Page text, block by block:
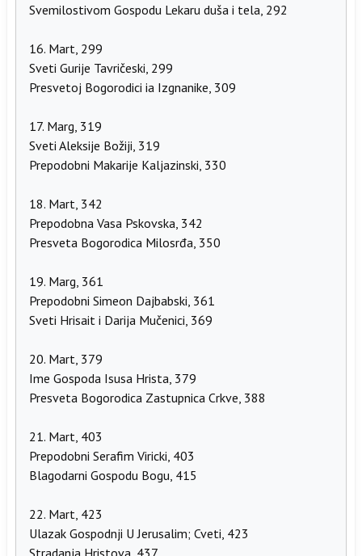
Svemilostivom Gospodu Lekaru duša i tela, 292
16. Mart, 299
Sveti Gurije Tavričeski, 299
Presvetoj Bogorodici ia Izgnanike, 309
17. Marg, 319
Sveti Aleksije Božiji, 319
Prepodobni Makarije Kaljazinski, 330
18. Mart, 342
Prepodobna Vasa Pskovska, 342
Presveta Bogorodica Milosrđa, 350
19. Marg, 361
Prepodobni Simeon Dajbabski, 361
Sveti Hrisait i Darija Mučenici, 369
20. Mart, 379
Ime Gospoda Isusa Hrista, 379
Presveta Bogorodica Zastupnica Crkve, 388
21. Mart, 403
Prepodobni Serafim Viricki, 403
Blagodarni Gospodu Bogu, 415
22. Mart, 423
Ulazak Gospodnji U Jerusalim; Cveti, 423